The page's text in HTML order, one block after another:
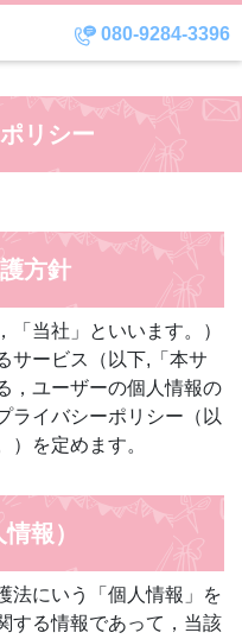
080-9284-3396
リシー
方針
当社」といいます。）
サービス（以下,「本サ
，ユーザーの個人情報の
ライバシーポリシー（以
）を定めます。
報）
法にいう「個人情報」を
する情報であって，当該